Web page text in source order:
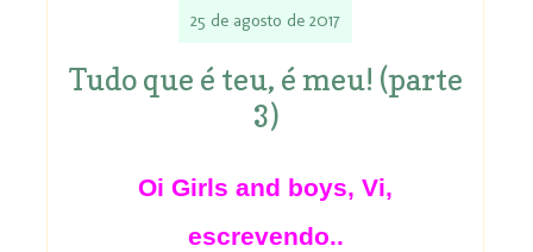
25 de agosto de 2017
Tudo que é teu, é meu! (parte
3)
Oi Girls and boys, Vi,
escrevendo..